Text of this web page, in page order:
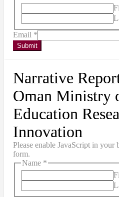
Email *
Submit
Narrative
Oman Ministry
Education
Innovation
Please enable JavaScript in your
form.
Name *